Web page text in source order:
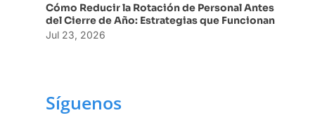
Cómo Reducir la Rotación de Personal Antes
del Cierre de Año: Estrategias que Funcionan
Jul 23, 2026
Síguenos